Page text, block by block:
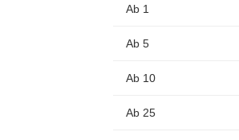
Ab 1
Ab 5
Ab 10
Ab 25